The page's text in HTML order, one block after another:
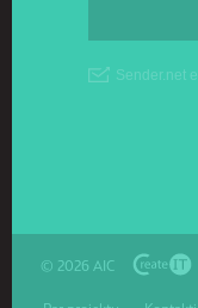
© 2026 AIC